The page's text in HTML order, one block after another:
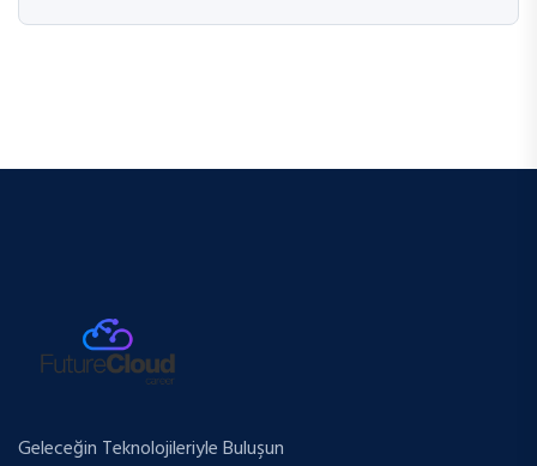
Geleceğin Teknolojileriyle Buluşun